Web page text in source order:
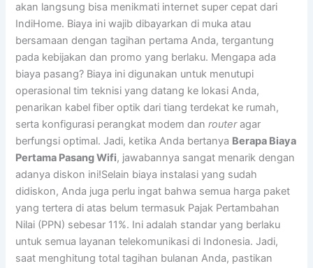
akan langsung bisa menikmati internet super cepat dari
IndiHome. Biaya ini wajib dibayarkan di muka atau
bersamaan dengan tagihan pertama Anda, tergantung
pada kebijakan dan promo yang berlaku. Mengapa ada
biaya pasang? Biaya ini digunakan untuk menutupi
operasional tim teknisi yang datang ke lokasi Anda,
penarikan kabel fiber optik dari tiang terdekat ke rumah,
serta konfigurasi perangkat modem danrouteragar
berfungsi optimal. Jadi, ketika Anda bertanya Berapa Biaya
Pertama Pasang Wifi, jawabannya sangat menarik dengan
adanya diskon ini!Selain biaya instalasi yang sudah
didiskon, Anda juga perlu ingat bahwa semua harga paket
yang tertera di atas belum termasuk Pajak Pertambahan
Nilai (PPN) sebesar 11%. Ini adalah standar yang berlaku
untuk semua layanan telekomunikasi di Indonesia. Jadi,
saat menghitung total tagihan bulanan Anda, pastikan